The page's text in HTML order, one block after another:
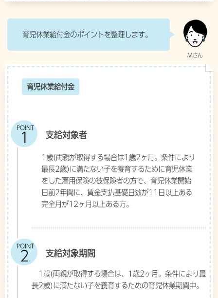
育児休業給付金のポイントを整理します。
育児休業給付金
POINT
支給対象者
1歳(両親が取得する場合は1歳2ヶ月。条件により
最長2歳)に満たない子を養育するために育児休業
をした雇用保険の被保険者の方で、育児休業開始
日前2年間に、賃金支払基礎日数が11日以上ある
完全月が12ヶ月以上ある方。
POINT
支給対象期間
1歳(両親が取得する場合は、1歳2ヶ月。条件により最
長2歳)に満たない子を養育するための育児休業期間中。